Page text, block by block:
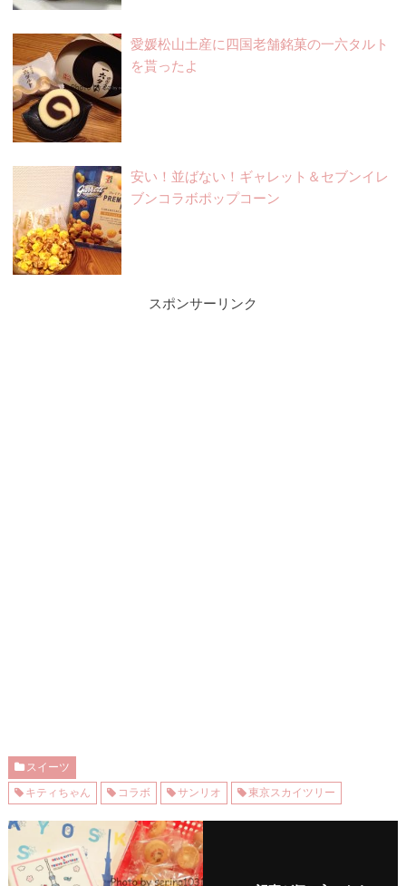
愛媛松山土産に四国老舗銘菓の一六タルト
を貰ったよ
安い！並ばない！ギャレット＆セブンイレ
ブンコラボポップコーン
スポンサーリンク
スイーツ
キティちゃん
コラボ サンリオ 東京スカイツリー